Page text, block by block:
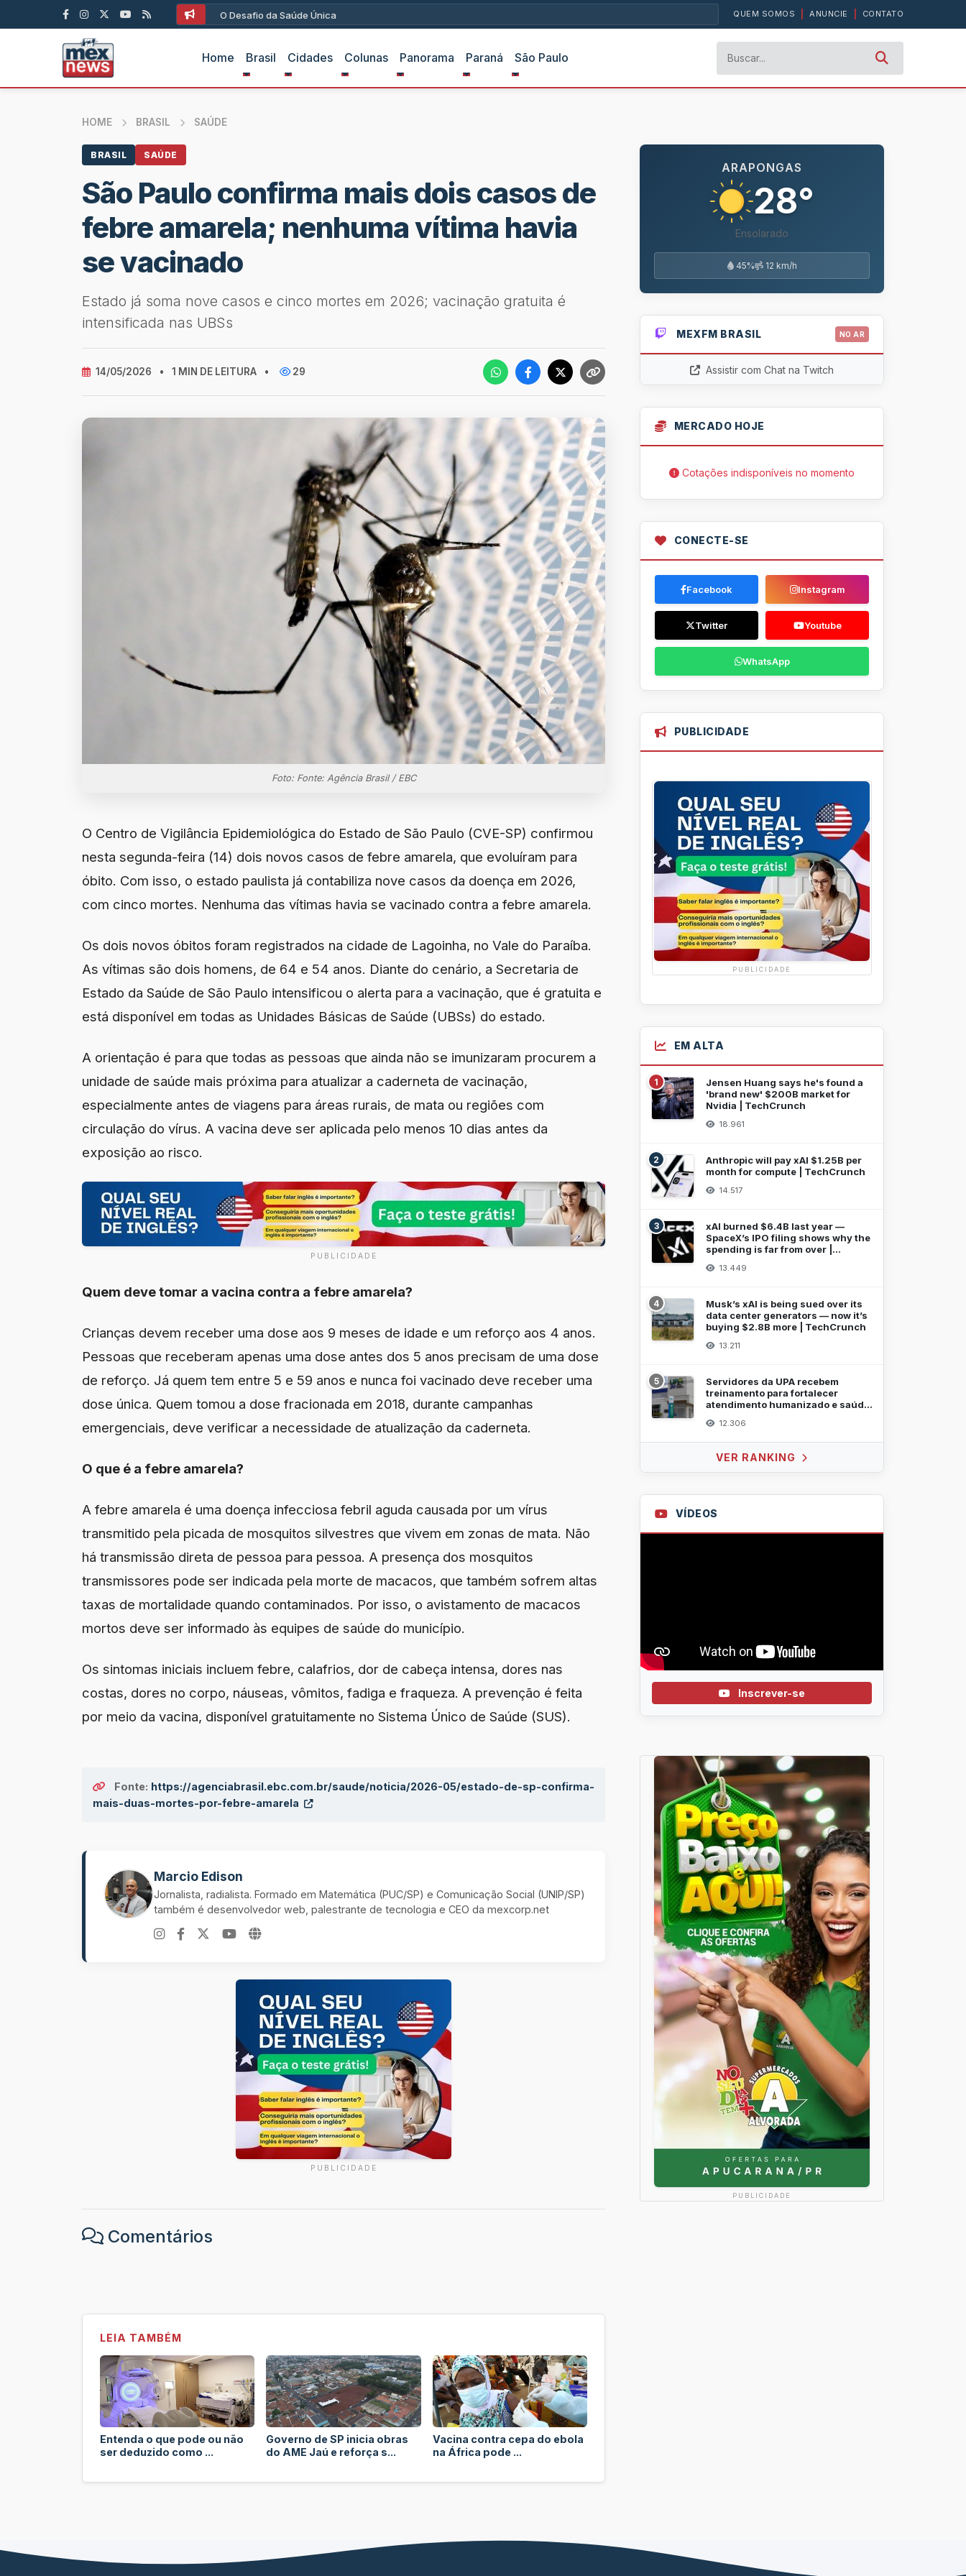
O Desafio da Saúde Única QUEM SOMOS ANUNCIE CONTATO
Home Brasil Cidades Colunas Panorama Paraná São Paulo
HOME BRASIL SAÚDE
BRASIL SAÚDE
São Paulo confirma mais dois casos de
febre amarela; nenhuma vítima havia
se vacinado
Estado já soma nove casos e cinco mortes em 2026; vacinação gratuita é
intensificada nas UBSs
14/05/2026 • 1 MIN DE LEITURA • 29
Foto: Fonte: Agência Brasil / EBC
O Centro de Vigilância Epidemiológica do Estado de São Paulo (CVE-SP) confirmou
nesta segunda-feira (14) dois novos casos de febre amarela, que evoluíram para
óbito. Com isso, o estado paulista já contabiliza nove casos da doença em 2026,
com cinco mortes. Nenhuma das vítimas havia se vacinado contra a febre amarela.
Os dois novos óbitos foram registrados na cidade de Lagoinha, no Vale do Paraíba.
As vítimas são dois homens, de 64 e 54 anos. Diante do cenário, a Secretaria de
Estado da Saúde de São Paulo intensificou o alerta para a vacinação, que é gratuita e
está disponível em todas as Unidades Básicas de Saúde (UBSs) do estado.
A orientação é para que todas as pessoas que ainda não se imunizaram procurem a
unidade de saúde mais próxima para atualizar a caderneta de vacinação,
especialmente antes de viagens para áreas rurais, de mata ou regiões com
circulação do vírus. A vacina deve ser aplicada pelo menos 10 dias antes da
exposição ao risco.
PUBLICIDADE
Quem deve tomar a vacina contra a febre amarela?
Crianças devem receber uma dose aos 9 meses de idade e um reforço aos 4 anos.
Pessoas que receberam apenas uma dose antes dos 5 anos precisam de uma dose
de reforço. Já quem tem entre 5 e 59 anos e nunca foi vacinado deve receber uma
dose única. Quem tomou a dose fracionada em 2018, durante campanhas
emergenciais, deve verificar a necessidade de atualização da caderneta.
O que é a febre amarela?
A febre amarela é uma doença infecciosa febril aguda causada por um vírus
transmitido pela picada de mosquitos silvestres que vivem em zonas de mata. Não
há transmissão direta de pessoa para pessoa. A presença dos mosquitos
transmissores pode ser indicada pela morte de macacos, que também sofrem altas
taxas de mortalidade quando contaminados. Por isso, o avistamento de macacos
mortos deve ser informado às equipes de saúde do município.
Os sintomas iniciais incluem febre, calafrios, dor de cabeça intensa, dores nas
costas, dores no corpo, náuseas, vômitos, fadiga e fraqueza. A prevenção é feita
por meio da vacina, disponível gratuitamente no Sistema Único de Saúde (SUS).
Fonte: https://agenciabrasil.ebc.com.br/saude/noticia/2026-05/estado-de-sp-confirma-
mais-duas-mortes-por-febre-amarela
Marcio Edison
Jornalista, radialista. Formado em Matemática (PUC/SP) e Comunicação Social (UNIP/SP)
também é desenvolvedor web, palestrante de tecnologia e CEO da mexcorp.net
PUBLICIDADE
Comentários
LEIA TAMBÉM
Entenda o que pode ou não
ser deduzido como ...
Governo de SP inicia obras
do AME Jaú e reforça s...
Vacina contra cepa do ebola
na África pode ...
ARAPONGAS
28°
Ensolarado
45% 12 km/h
MEXFM BRASIL NO AR
Assistir com Chat na Twitch
MERCADO HOJE
Cotações indisponíveis no momento
CONECTE-SE
Facebook Instagram
Twitter Youtube
WhatsApp
PUBLICIDADE
PUBLICIDADE
EM ALTA
1
Jensen Huang says he's found a
'brand new' $200B market for
Nvidia | TechCrunch
18.961
2
Anthropic will pay xAI $1.25B per
month for compute | TechCrunch
14.517
3
xAI burned $6.4B last year —
SpaceX’s IPO filing shows why the
spending is far from over |
13.449
4
Musk’s xAI is being sued over its
data center generators — now it’s
buying $2.8B more | TechCrunch
13.211
5
Servidores da UPA recebem
treinamento para fortalecer
atendimento humanizado e saúde
12.306
VER RANKING
VÍDEOS
Inscrever-se
PUBLICIDADE